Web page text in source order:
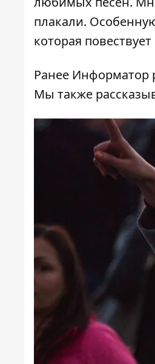
плакали.
которая
Ранее Информатор
Мы также